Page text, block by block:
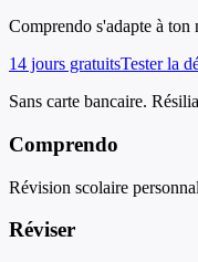
Comprendo s'adapte à ton
14 jours gratuitsTester la
Sans carte bancaire.
Comprendo
Révision scolaire
Réviser